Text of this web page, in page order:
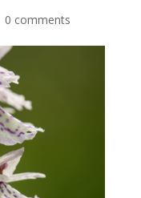
0 comments